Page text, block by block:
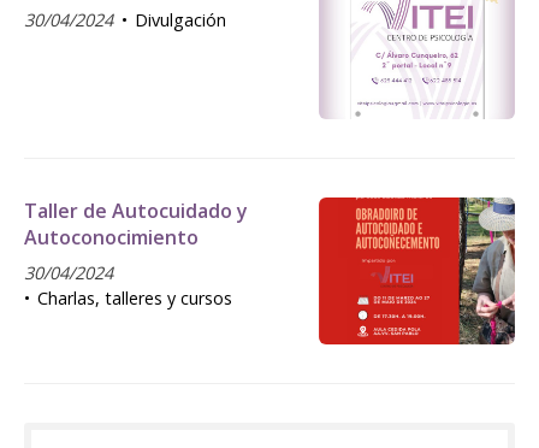
30/04/2024 Divulgación
Taller de Autocuidado y
Autoconocimiento
30/04/2024
Charlas, talleres y cursos